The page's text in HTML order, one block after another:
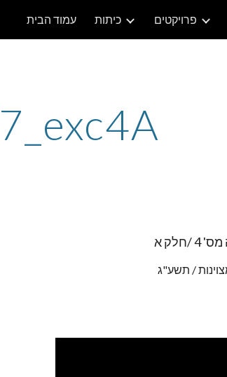
Skip to navigationעמוד הבית כיתות פרויקטים
/ תשע"ג